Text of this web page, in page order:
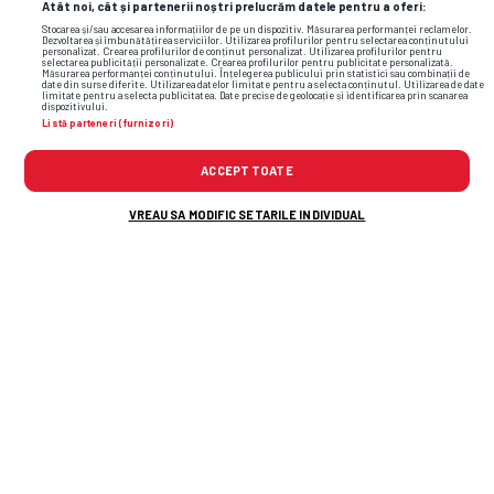
Atât noi, cât și partenerii noștri prelucrăm datele pentru a oferi:
Stocarea și/sau accesarea informațiilor de pe un dispozitiv. Măsurarea performanței reclamelor.
Dezvoltarea și îmbunătățirea serviciilor. Utilizarea profilurilor pentru selectarea conținutului
personalizat. Crearea profilurilor de conținut personalizat. Utilizarea profilurilor pentru
selectarea publicității personalizate. Crearea profilurilor pentru publicitate personalizată.
Măsurarea performanței conținutului. Înțelegerea publicului prin statistici sau combinații de
date din surse diferite. Utilizarea datelor limitate pentru a selecta conținutul. Utilizarea de date
limitate pentru a selecta publicitatea. Date precise de geolocație și identificarea prin scanarea
dispozitivului.
Listă parteneri (furnizori)
ACCEPT TOATE
VREAU SA MODIFIC SETARILE INDIVIDUAL